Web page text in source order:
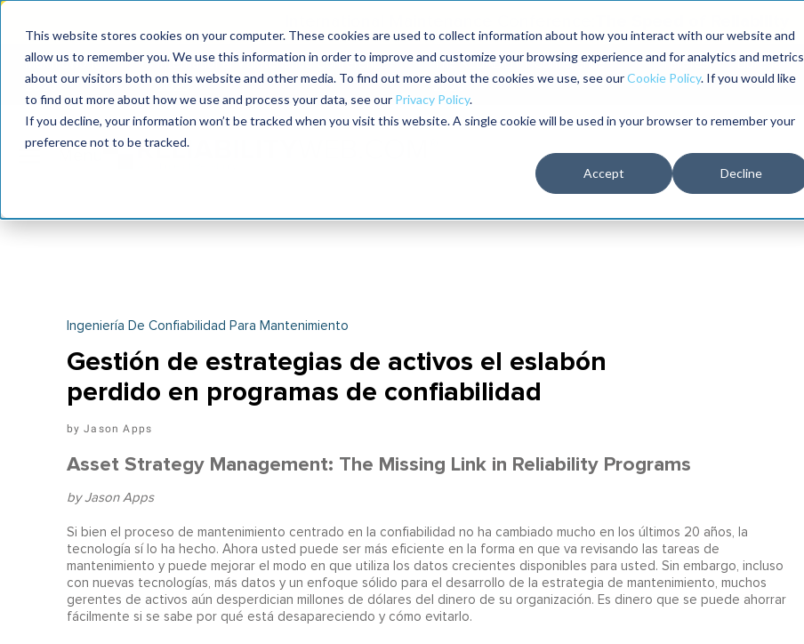
This website stores cookies on your computer. These cookies are used to collect information about how you interact with our website and
allow us to remember you. We use this information in order to improve and customize your browsing experience and for analytics and metrics
about our visitors both on this website and other media. To find out more about the cookies we use, see ourCookie Policy. If you would like
to find out more about how we use and process your data, see our Privacy Policy.
If you decline, your information won’t be tracked when you visit this website. A single cookie will be used in your browser to remember your
preference not to be tracked.
Accept Decline
MaximoWorld
2026
International Maintenance Conference
2025
The RELIABILITY Conference®
2026
Talleres Librería
Ingeniería De Confiabilidad Para Mantenimiento
Gestión de estrategias de activos el eslabón
perdido en programas de confiabilidad
Jason Apps
Asset Strategy Management: The Missing Link in Reliability Programs
by Jason Apps
Si bien el proceso de mantenimiento centrado en la confiabilidad no ha cambiado mucho en los últimos 20 años, la
tecnología sí lo ha hecho. Ahora usted puede ser más eficiente en la forma en que va revisando las tareas de
mantenimiento y puede mejorar el modo en que utiliza los datos crecientes disponibles para usted. Sin embargo, incluso
con nuevas tecnologías, más datos y un enfoque sólido para el desarrollo de la estrategia de mantenimiento, muchos
gerentes de activos aún desperdician millones de dólares del dinero de su organización. Es dinero que se puede ahorrar
fácilmente si se sabe por qué está desapareciendo y cómo evitarlo.